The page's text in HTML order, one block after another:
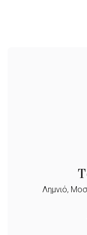
Λημνιό,